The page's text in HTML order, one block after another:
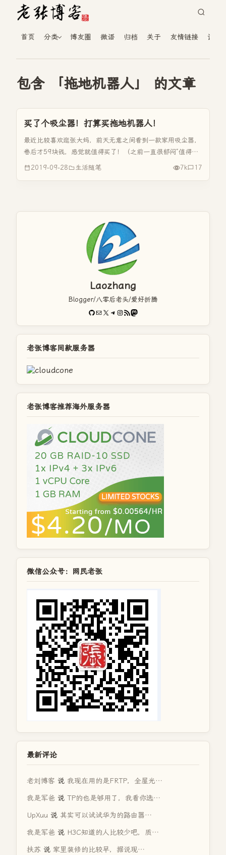
首页 分类 博友圈 微语 归档 关于 友情链接 读者
包含 「拖地机器人」 的文章
买了个吸尘器！打算买拖地机器人！
最近比较喜欢逛张大妈，前天无意之间看到一款家用吸尘器，
卷后才59块钱，感觉就值得买了！（之前一直很郁闷“值得买”
为什么叫“张大妈”，原来是拼音首字母），点击链接到了天
2019-09-28 生活随笔 7k 17
Laozhang
Blogger/八零后老头/爱好折腾
GitHub
电子邮件X Telegram
Instagram
RSS FeedMastodon
老张博客同款服务器
老张博客推荐海外服务器
微信公众号：网民老张
最新评论
老刘博客 说 我现在用的是FRTP，全屋光…
我是军爸 说 TP的也是够用了，我看你选…
UpXuu 说 其实可以试试华为的路由器…
我是军爸 说 H3C知道的人比较少吧，质…
扶苏 说 家里装修的比较早，据说现…